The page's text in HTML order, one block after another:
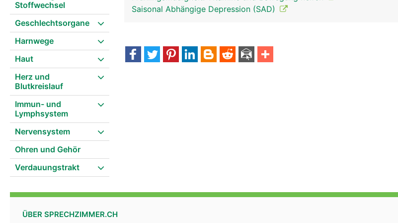
Stoffwechsel
Geschlechtsorgane
Harnwege
Haut
Herz und
Blutkreislauf
Immun- und
Lymphsystem
Nervensystem
Ohren und Gehör
Verdauungstrakt
Saisonal Abhängige Depression (SAD)
ÜBER SPRECHZIMMER.CH